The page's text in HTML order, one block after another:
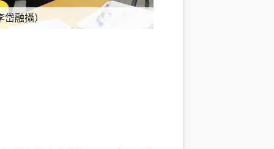
融攝）